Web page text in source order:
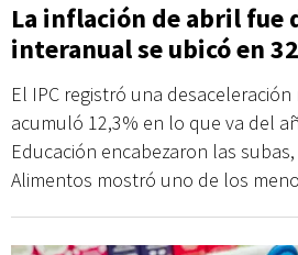
La inflación de abril fue
interanual se ubicó en
El IPC registró una
acumuló 12,3% en lo que va del
Educación encabezaron las
Alimentos mostró uno de los